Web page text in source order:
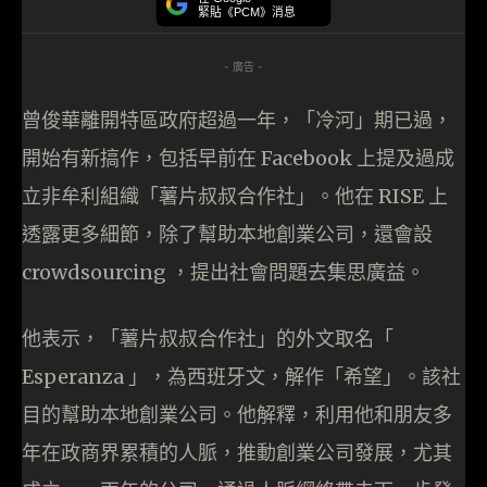
緊貼《PCM》消息
- 廣告 -
曾俊華離開特區政府超過一年，「冷河」期已過，
開始有新搞作，包括早前在 Facebook 上提及過成
立非牟利組織「薯片叔叔合作社」。他在 RISE 上
透露更多細節，除了幫助本地創業公司，還會設
crowdsourcing ，提出社會問題去集思廣益。
他表示，「薯片叔叔合作社」的外文取名「
Esperanza 」，為西班牙文，解作「希望」。該社
目的幫助本地創業公司。他解釋，利用他和朋友多
年在政商界累積的人脈，推動創業公司發展，尤其